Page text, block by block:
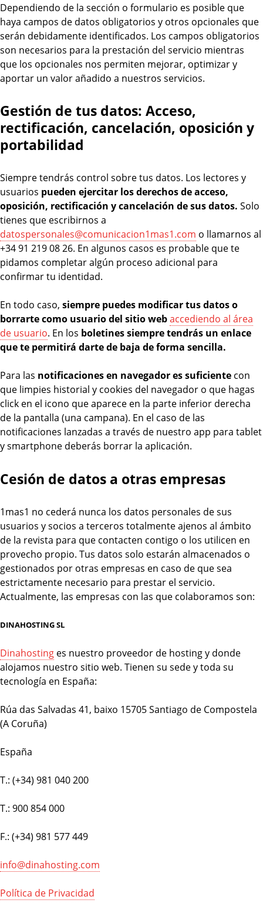
Dependiendo de la sección o formulario es posible que
haya campos de datos obligatorios y otros opcionales que
serán debidamente identificados. Los campos obligatorios
son necesarios para la prestación del servicio mientras
que los opcionales nos permiten mejorar, optimizar y
aportar un valor añadido a nuestros servicios.
Gestión de tus datos: Acceso,
rectificación, cancelación, oposición y
portabilidad
Siempre tendrás control sobre tus datos. Los lectores y
usuarios pueden ejercitar los derechos de acceso,
oposición, rectificación y cancelación de sus datos. Solo
tienes que escribirnos a
datospersonales@comunicacion1mas1.com o llamarnos al
+34 91 219 08 26. En algunos casos es probable que te
pidamos completar algún proceso adicional para
confirmar tu identidad.
En todo caso, siempre puedes modificar tus datos o
borrarte como usuario del sitio webaccediendo al área
de usuario. En los boletines siempre tendrás un enlace
que te permitirá darte de baja de forma sencilla.
Para las notificaciones en navegador es suficiente con
que limpies historial y cookies del navegador o que hagas
click en el icono que aparece en la parte inferior derecha
de la pantalla (una campana). En el caso de las
notificaciones lanzadas a través de nuestro app para tablet
y smartphone deberás borrar la aplicación.
Cesión de datos a otras empresas
1mas1 no cederá nunca los datos personales de sus
usuarios y socios a terceros totalmente ajenos al ámbito
de la revista para que contacten contigo o los utilicen en
provecho propio. Tus datos solo estarán almacenados o
gestionados por otras empresas en caso de que sea
estrictamente necesario para prestar el servicio.
Actualmente, las empresas con las que colaboramos son:
DINAHOSTING SL
Dinahosting es nuestro proveedor de hosting y donde
alojamos nuestro sitio web. Tienen su sede y toda su
tecnología en España:
Rúa das Salvadas 41, baixo 15705 Santiago de Compostela
(A Coruña)
España
T.: (+34) 981 040 200
T.: 900 854 000
F.: (+34) 981 577 449
info@dinahosting.com
Política de Privacidad